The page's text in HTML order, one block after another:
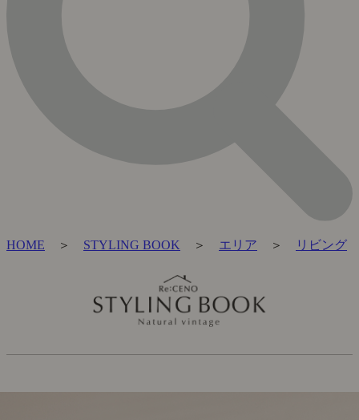
HOME ＞ STYLING BOOK ＞ エリア ＞ リビング